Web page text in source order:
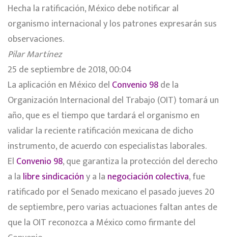
Hecha la ratificación, México debe notificar al
organismo internacional y los patrones expresarán sus
observaciones.
Pilar Martínez
25 de septiembre de 2018, 00:04
La aplicación en México del Convenio 98de la
Organización Internacional del Trabajo (OIT) tomará un
año, que es el tiempo que tardará el organismo en
validar la reciente ratificación mexicana de dicho
instrumento, de acuerdo con especialistas laborales.
El Convenio 98, que garantiza la protección del derecho
a la libre sindicacióny a la negociación colectiva, fue
ratificado por el Senado mexicano el pasado jueves 20
de septiembre, pero varias actuaciones faltan antes de
que la OIT reconozca a México como firmante del